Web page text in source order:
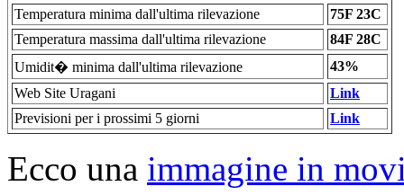
Temperatura minima dall'ultima rilevazione
75F 23C
Temperatura massima dall'ultima rilevazione
84F 28C
Umidit� minima dall'ultima rilevazione
43%
Web Site Uragani
Link
Previsioni per i prossimi 5 giorni
Link
Ecco una immagine in